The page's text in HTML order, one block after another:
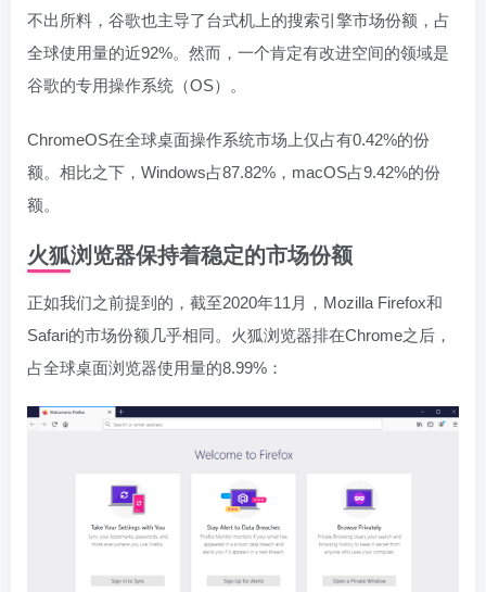
不出所料，谷歌也主导了台式机上的搜索引擎市场份额，占
全球使用量的近92%。然而，一个肯定有改进空间的领域是
谷歌的专用操作系统（OS）。
ChromeOS在全球桌面操作系统市场上仅占有0.42%的份
额。相比之下，Windows占87.82%，macOS占9.42%的份
额。
火狐浏览器保持着稳定的市场份额
正如我们之前提到的，截至2020年11月，Mozilla Firefox和
Safari的市场份额几乎相同。火狐浏览器排在Chrome之后，
占全球桌面浏览器使用量的8.99%：